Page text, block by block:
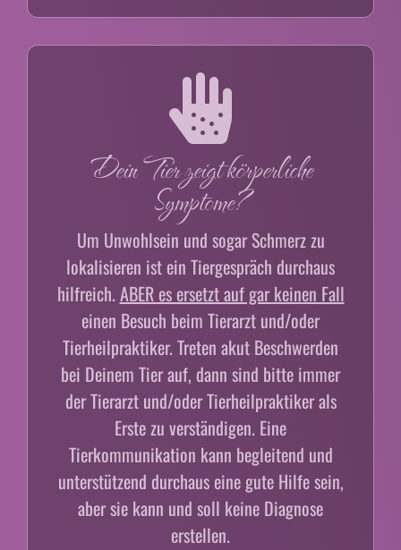
Dein Tier zeigt körperliche
Symptome?
Um Unwohlsein und sogar Schmerz zu
lokalisieren ist ein Tiergespräch durchaus
hilfreich. ABER es ersetzt auf gar keinen Fall
einen Besuch beim Tierarzt und/oder
Tierheilpraktiker. Treten akut Beschwerden
bei Deinem Tier auf, dann sind bitte immer
der Tierarzt und/oder Tierheilpraktiker als
Erste zu verständigen. Eine
Tierkommunikation kann begleitend und
unterstützend durchaus eine gute Hilfe sein,
aber sie kann und soll keine Diagnose
erstellen.